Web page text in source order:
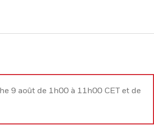
9 août de 1h00 à 11h00 CET et de